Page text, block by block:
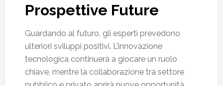
Prospettive Future
Guardando al futuro, gli esperti prevedono
ulteriori sviluppi positivi. L’innovazione
tecnologica continuerà a giocare un ruolo
chiave, mentre la collaborazione tra settore